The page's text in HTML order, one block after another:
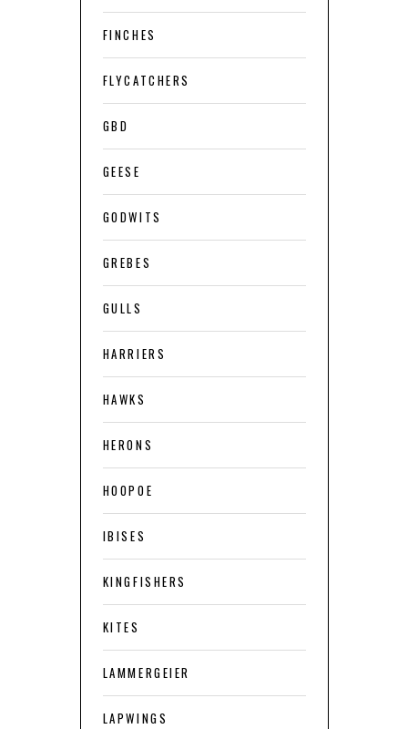
FINCHES
FLYCATCHERS
GBD
GEESE
GODWITS
GREBES
GULLS
HARRIERS
HAWKS
HERONS
HOOPOE
IBISES
KINGFISHERS
KITES
LAMMERGEIER
LAPWINGS